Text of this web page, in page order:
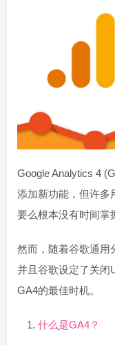
Google Analytics 4
添加新功能，但许多
要么根本没有时间掌
然而，随着谷歌通用
并且谷歌设定了关闭
GA4的最佳时机。
什么是GA4？